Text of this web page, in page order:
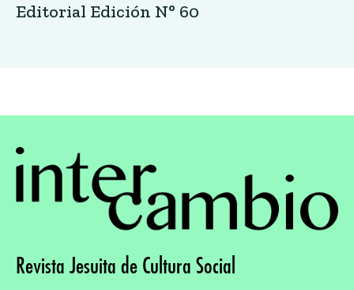
Editorial Edición N° 60
Revista Jesuita de Cultura Social